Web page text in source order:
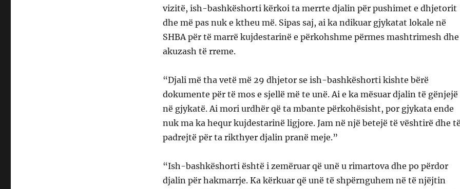
vizitë, ish-bashkëshorti kërkoi ta merrte djalin për pushimet e dhjetorit
dhe më pas nuk e ktheu më. Sipas saj, ai ka ndikuar gjykatat lokale në
SHBA për të marrë kujdestarinë e përkohshme përmes mashtrimesh dhe
akuzash të rreme.
“Djali më tha vetë më 29 dhjetor se ish-bashkëshorti kishte bërë
dokumente për të mos e sjellë më te unë. Ai e ka mësuar djalin të gënjejë
në gjykatë. Ai mori urdhër që ta mbante përkohësisht, por gjykata ende
nuk ma ka hequr kujdestarinë ligjore. Jam në një betejë të vështirë dhe
padrejtë për ta rikthyer djalin pranë meje.”
“Ish-bashkëshorti është i zemëruar që unë u rimartova dhe po përdor
djalin për hakmarrje. Ka kërkuar që unë të shpërnguhem në të njëjtin